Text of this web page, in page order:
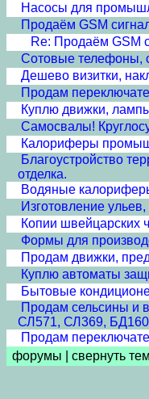
Насосы для
Продаём GSM
Re: Продаём GSM
Сотовые телефоны,
Дешево визитки,
Продам
Куплю движки,
Самосвалы!
Калориферы
Благоустройство
отделка.
Водяные
Изготовление
Копии швейцарских
Формы для
Продам движки,
Куплю автоматы
Бытовые
Продам сельсины и
СЛ571, СЛ369,
Продам
форумы
свернуть